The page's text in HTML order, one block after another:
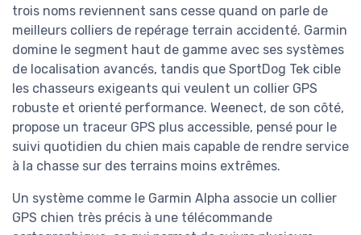
trois noms reviennent sans cesse quand on parle de
meilleurs colliers de repérage terrain accidenté. Garmin
domine le segment haut de gamme avec ses systèmes
de localisation avancés, tandis que SportDog Tek cible
les chasseurs exigeants qui veulent un collier GPS
robuste et orienté performance. Weenect, de son côté,
propose un traceur GPS plus accessible, pensé pour le
suivi quotidien du chien mais capable de rendre service
à la chasse sur des terrains moins extrêmes.
Un système comme le Garmin Alpha associe un collier
GPS chien très précis à une télécommande